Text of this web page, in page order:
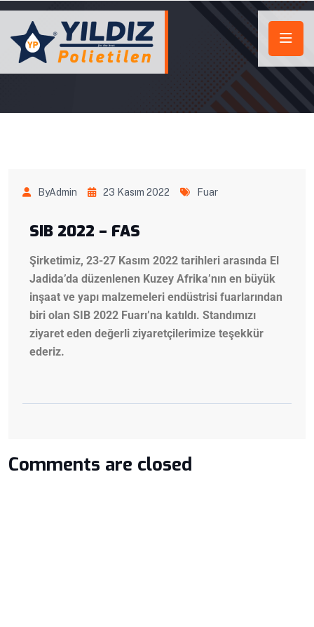
ByAdmin 23 Kasım 2022 Fuar
SIB 2022 – FAS
Şirketimiz, 23-27 Kasım 2022 tarihleri ​​arasında El
Jadida’da düzenlenen Kuzey Afrika’nın en büyük
inşaat ve yapı malzemeleri endüstrisi fuarlarından
biri olan SIB 2022 Fuarı’na katıldı. Standımızı
ziyaret eden değerli ziyaretçilerimize teşekkür
ederiz.
Comments are closed